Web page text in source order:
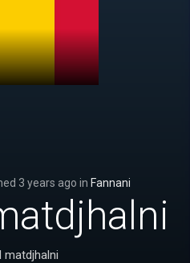
3 years ago in Fannani
matdjhalni